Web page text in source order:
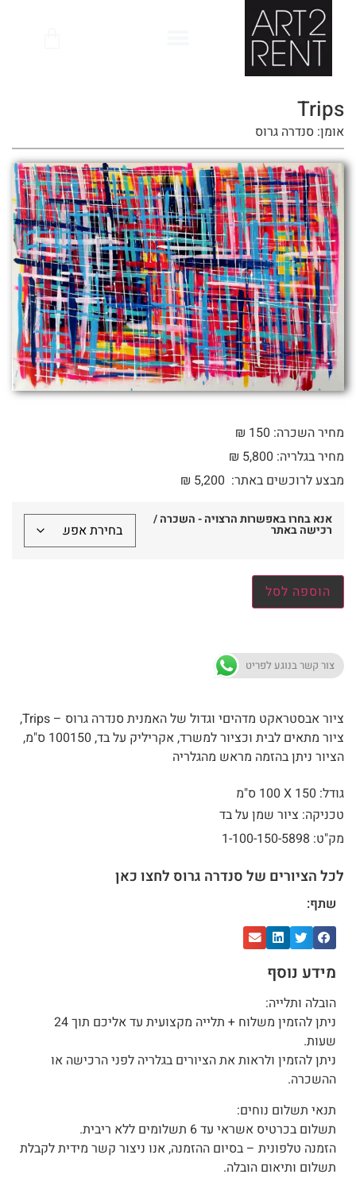
Trips
אומן: סנדרה גרוס
מחיר השכרה: 150 ₪
מחיר בגלריה: 5,800 ₪
מבצע לרוכשים באתר:
₪ 5,200
אנא בחרו באפשרות הרצויה - השכרה /
רכישה באתר
הוספה לסל
צור קשר בנוגע לפריט
ציור אבסטראקט מדהיםי וגדול של האמנית סנדרה גרוס – Trips,
ציור מתאים לבית וכציור למשרד, אקריליק על בד, 100150 ס"מ,
הציור ניתן בהזמה מראש מהגלריה
גודל: 150 X
100 ס"מ
טכניקה: ציור שמן על בד
מק"ט: 1-100-150-5898
לכל הציורים של סנדרה גרוס לחצו כאן
שתף:
מידע נוסף
הובלה ותלייה:
ניתן להזמין משלוח + תלייה מקצועית עד אליכם תוך 24
שעות.
ניתן להזמין ולראות את הציורים בגלריה לפני הרכישה או
ההשכרה.
תנאי תשלום נוחים:
תשלום בכרטיס אשראי עד 6 תשלומים ללא ריבית.
הזמנה טלפונית – בסיום ההזמנה, אנו ניצור קשר מידית לקבלת
תשלום ותיאום הובלה.